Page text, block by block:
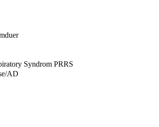
Syndrom PRRS
AD